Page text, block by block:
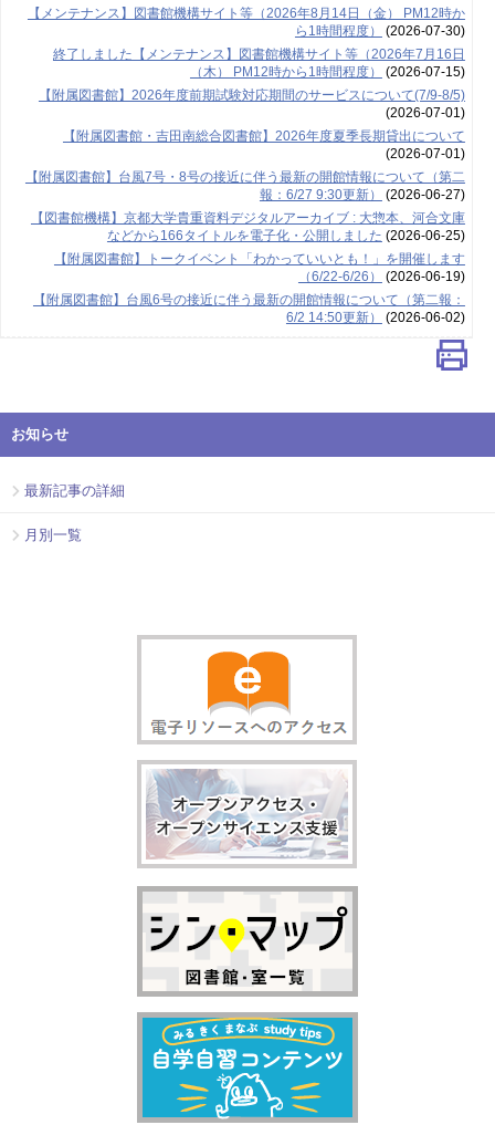
【メンテナンス】図書館機構サイト等（2026年8月14日（金） PM12時か
ら1時間程度）
(2026-07-30)
終了しました【メンテナンス】図書館機構サイト等（2026年7月16日
（木） PM12時から1時間程度）
(2026-07-15)
【附属図書館】2026年度前期試験対応期間のサービスについて(7/9-8/5)
(2026-07-01)
【附属図書館・吉田南総合図書館】2026年度夏季長期貸出について
(2026-07-01)
【附属図書館】台風7号・8号の接近に伴う最新の開館情報について（第二
報：6/27 9:30更新）
(2026-06-27)
【図書館機構】京都大学貴重資料デジタルアーカイブ : 大惣本、河合文庫
などから166タイトルを電子化・公開しました (2026-06-25)
【附属図書館】トークイベント「わかっていいとも！」を開催します
（6/22-6/26）
(2026-06-19)
【附属図書館】台風6号の接近に伴う最新の開館情報について（第二報：
6/2 14:50更新）
(2026-06-02)
お知らせ
最新記事の詳細
月別一覧